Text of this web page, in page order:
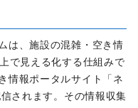
は、施設の混雑・空き情
で見える化する仕組みで
情報ポータルサイト「ネ
されます。その情報収集